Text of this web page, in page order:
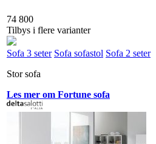
74 800
Tilbys i flere varianter
Sofa 3 seter Sofa sofastol Sofa 2 seter
Stor sofa
Les mer om Fortune sofa